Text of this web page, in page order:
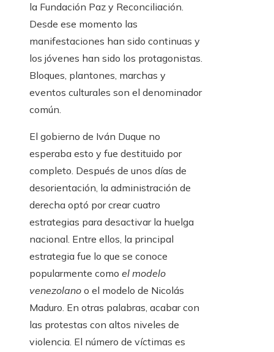
la Fundación Paz y Reconciliación.
Desde ese momento las
manifestaciones han sido continuas y
los jóvenes han sido los protagonistas.
Bloques, plantones, marchas y
eventos culturales son el denominador
común.
El gobierno de Iván Duque no
esperaba esto y fue destituido por
completo. Después de unos días de
desorientación, la administración de
derecha optó por crear cuatro
estrategias para desactivar la huelga
nacional. Entre ellos, la principal
estrategia fue lo que se conoce
popularmente como el modelo
venezolano o el modelo de Nicolás
Maduro. En otras palabras, acabar con
las protestas con altos niveles de
violencia. El número de víctimas es